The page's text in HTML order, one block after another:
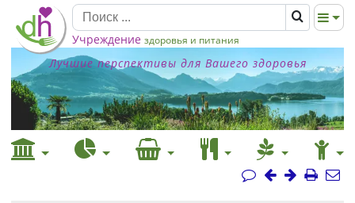
Учреждение здоровья и питания
Лучшие перспективы для Вашего здоровья